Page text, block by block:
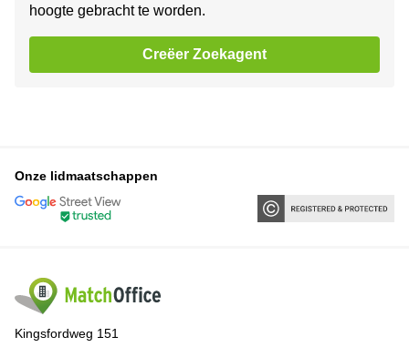
hoogte gebracht te worden.
Creëer Zoekagent
Onze lidmaatschappen
Kingsfordweg 151